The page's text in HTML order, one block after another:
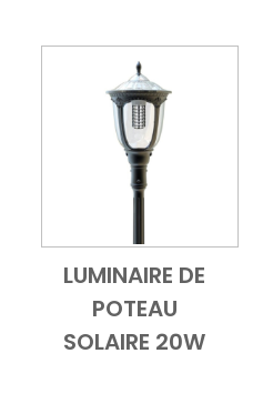
Add to CartVue d'ensemble
LUMINAIRE DE
POTEAU
SOLAIRE 20W